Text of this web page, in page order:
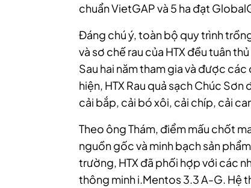
chuẩn VietGAP và 5 ha đạt
Đáng chú ý, toàn bộ quy trình
và sơ chế rau của HTX đều tuân
Sau hai năm tham gia và được
hiện, HTX Rau quả sạch Chúc
cải bắp, cải bó xôi, cải chíp, cải
Theo ông Thám, điểm mấu chốt
nguồn gốc và minh bạch sản
trường, HTX đã phối hợp với các
thông minh i.Mentos 3.3 A-G. Hệ